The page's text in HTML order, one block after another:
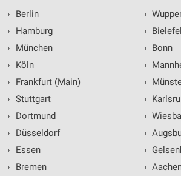
›
Berlin
›
Hamburg
›
München
›
Köln
›
Frankfurt (Main)
› Stuttgart
›
Dortmund
›
Düsseldorf
›
Essen
›
Bremen
›
›
› Bonn
›
›
›
›
›
›
›